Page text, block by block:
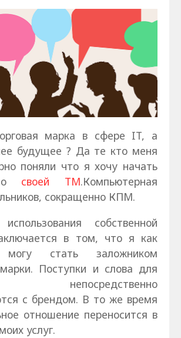
марка в сфере IT, а
будущее ? Да те кто меня
поняли что я хочу начать
о своей ТМ.Компьютерная
сокращенно КПМ.
собственной
в том, что я как
могу стать заложником
Поступки и слова для
непосредственно
с брендом. В то же время
отношение переносится в
услуг.